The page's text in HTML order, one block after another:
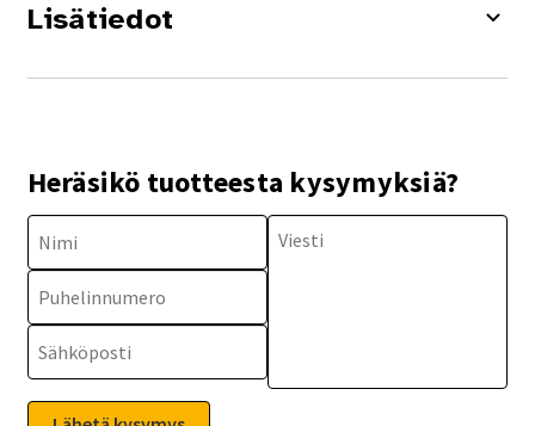
Lisätiedot
Heräsikö tuotteesta kysymyksiä?